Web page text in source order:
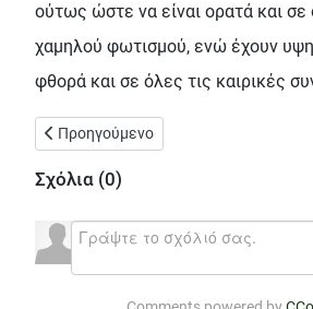
ούτως ώστε να είναι ορατά και σε
χαμηλού φωτισμού, ενώ έχουν
φθορά και σε όλες τις καιρικές
Προηγούμενο άρθρο: Παρέμβαση της
Προηγούμενο
Σχόλια (0)